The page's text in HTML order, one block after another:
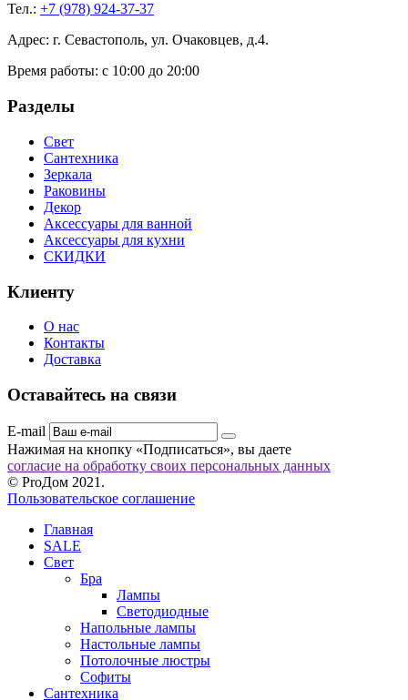
Тел.: +7 (978) 924-37-37
Адрес: г. Севастополь, ул. Очаковцев, д.4.
Время работы: с 10:00 до 20:00
Разделы
Свет
Сантехника
Зеркала
Раковины
Декор
Аксессуары для ванной
Аксессуары для кухни
СКИДКИ
Клиенту
О нас
Контакты
Доставка
Оставайтесь на связи
E-mail
Нажимая на кнопку «Подписаться», вы даете
согласие на обработку своих персональных данных
© ProДом 2021.
Пользовательское соглашение
Главная
SALE
Свет
Бра
Лампы
Светодиодные
Напольные лампы
Настольные лампы
Потолочные люстры
Софиты
Сантехника